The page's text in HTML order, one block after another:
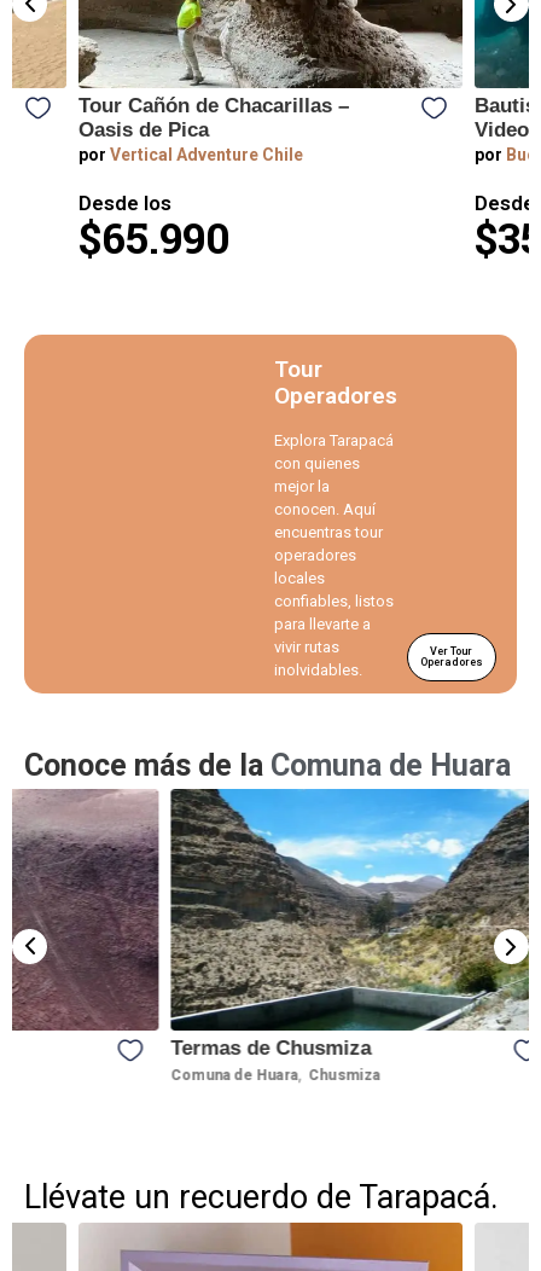
Tour Cañón de Chacarillas –
Oasis de Pica
por Vertical Adventure Chile
Desde los
$65.990
Videos
por
Desde
Tour
Operadores
Explora Tarapacá
con quienes
mejor la
conocen. Aquí
encuentras tour
operadores
locales
confiables, listos
para llevarte a
vivir rutas
inolvidables.
Ver Tour
Operadores
Conoce más de la Comuna de Huara
Termas de Chusmiza
Comuna de Huara, Chusmiza
El
Llévate un recuerdo de Tarapacá.